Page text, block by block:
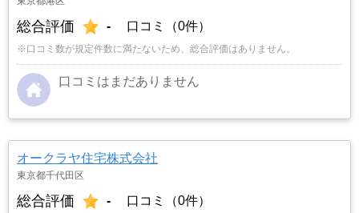
総合評価 - 口コミ（0件）
※口コミ数が規定件数に満たないため、総合評価はありません。
口コミはまだありません
オークラヤ住宅株式会社
東京都千代田区
総合評価 - 口コミ（0件）